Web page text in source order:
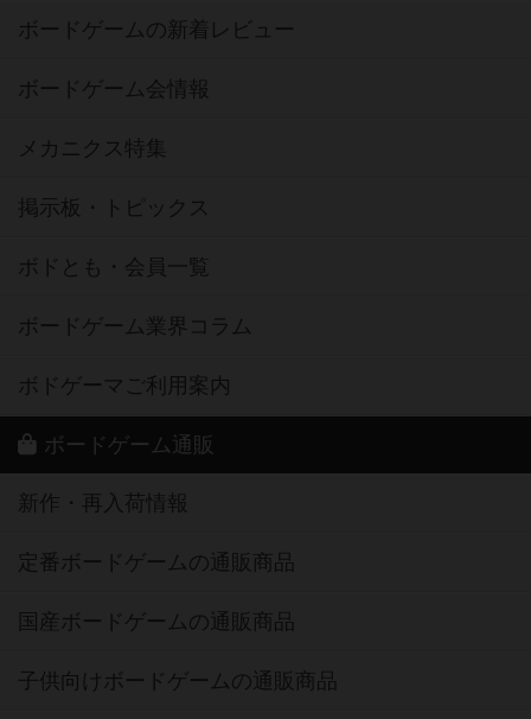
ボードゲームの新着レビュー
ボードゲーム会情報
メカニクス特集
掲示板・トピックス
ボドとも・会員一覧
ボードゲーム業界コラム
ボドゲーマご利用案内
ボードゲーム通販
新作・再入荷情報
定番ボードゲームの通販商品
国産ボードゲームの通販商品
子供向けボードゲームの通販商品